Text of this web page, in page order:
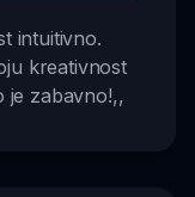
intuitivno.
kreativnost
je zabavno!,,